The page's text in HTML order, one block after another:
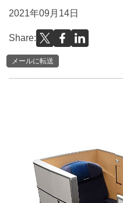
2021年09月14日
Share:
メールに転送